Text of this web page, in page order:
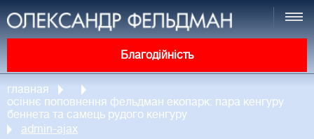
Благодійність
главная
осіннє поповнення фельдман екопарк: пара кенгуру
беннета та самець рудого кенгуру
admin-ajax